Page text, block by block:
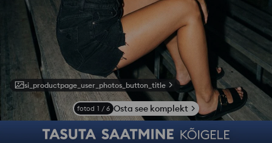
si_productpage_user_photos_button_title
fotod 1 / 6 Osta see komplekt